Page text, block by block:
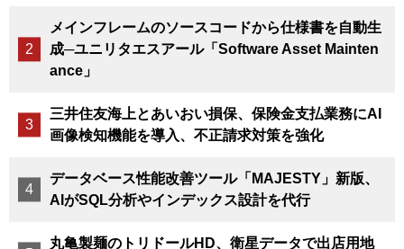
メインフレームのソースコードから仕様書を自動生
成─ユニリタエスアール「Software Asset Mainten
ance」
三井住友海上とあいおい損保、保険金支払業務にAI
画像検知機能を導入、不正請求対策を強化
データベース性能改善ツール「MAJESTY」新版、
AIがSQL分析やインデックス設計を代行
丸亀製麺のトリドールHD、衛星データで出店用地